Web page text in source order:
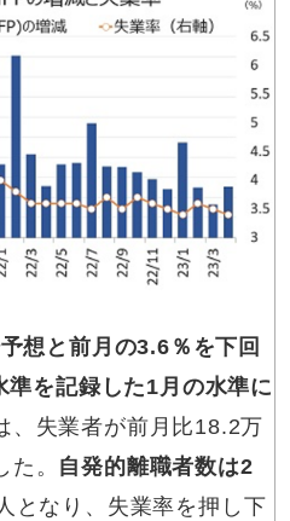
想と前月の3.6％を下回
準を記録した1月の水準に
、失業者が前月比18.2万
。 自発的離職者数は2
となり、失業率を押し下